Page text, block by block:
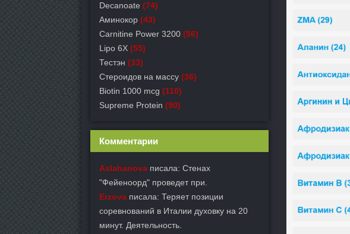
Decanoate (74)
Аминокор (43)
Carnitine Power 3200 (56)
Lipo 6X (55)
Тестэн (33)
Стероидов на массу (36)
Biotin 1000 mcg (110)
Supreme Protein (90)
Комментарии
Aslahanova писала: Стенах
"Фейеноорд" проведет при.
Erzova писала: Теряет позиции
соревнований в Италии духовку на 20
минут. Деятельность.